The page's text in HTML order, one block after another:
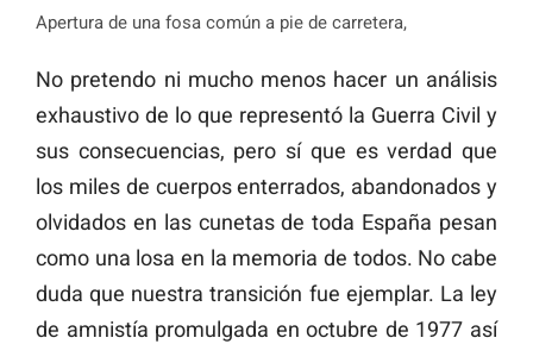
Apertura de una fosa común a pie de carretera,
No pretendo ni mucho menos hacer un análisis
exhaustivo de lo que representó la Guerra Civil y
sus consecuencias, pero sí que es verdad que
los miles de cuerpos enterrados, abandonados y
olvidados en las cunetas de toda España pesan
como una losa en la memoria de todos. No cabe
duda que nuestra transición fue ejemplar. La ley
de amnistía promulgada en octubre de 1977 así